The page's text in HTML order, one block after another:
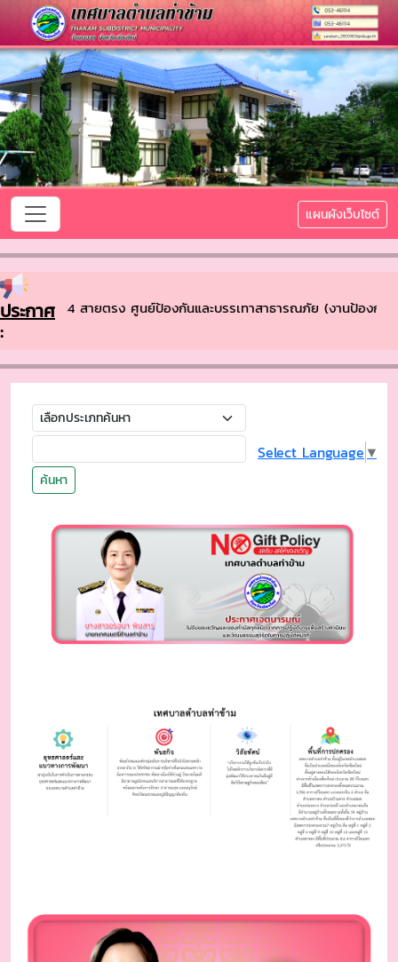
แผนผังเว็บไซต์
ประกาศ
:
ป้องกันและบรรเทาสาธารณภัย (งานป้องกันและบรรเทาสาธารณภัย)
ค้นหา
Select Language ▼